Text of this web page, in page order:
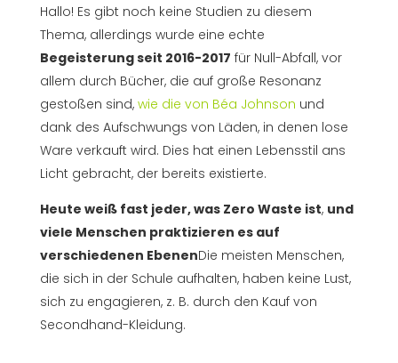
Hallo! Es gibt noch keine Studien zu diesem
Thema, allerdings wurde eine echte
Begeisterung seit 2016-2017 für Null-Abfall, vor
allem durch Bücher, die auf große Resonanz
gestoßen sind, wie die von Béa Johnson und
dank des Aufschwungs von Läden, in denen lose
Ware verkauft wird. Dies hat einen Lebensstil ans
Licht gebracht, der bereits existierte.
Heute weiß fast jeder, was Zero Waste ist, und
viele Menschen praktizieren es auf
verschiedenen EbenenDie meisten Menschen,
die sich in der Schule aufhalten, haben keine Lust,
sich zu engagieren, z. B. durch den Kauf von
Secondhand-Kleidung.